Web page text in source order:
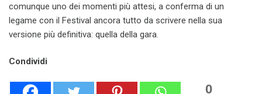
comunque uno dei momenti più attesi, a conferma di un
legame con il Festival ancora tutto da scrivere nella sua
versione più definitiva: quella della gara.
Condividi
0